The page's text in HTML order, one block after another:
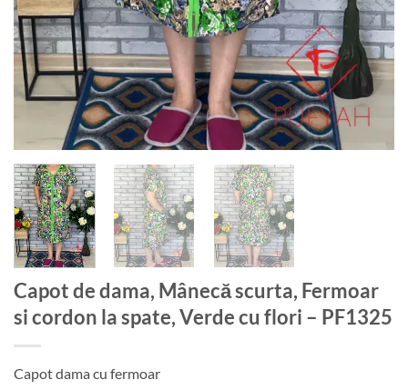
Capot de dama, Mânecă scurta, Fermoar
si cordon la spate, Verde cu flori – PF1325
Capot dama cu fermoar